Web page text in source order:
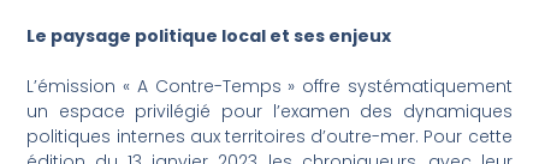
Le paysage politique local et ses enjeux
L’émission « A Contre-Temps » offre systématiquement
un espace privilégié pour l’examen des dynamiques
politiques internes aux territoires d’outre-mer. Pour cette